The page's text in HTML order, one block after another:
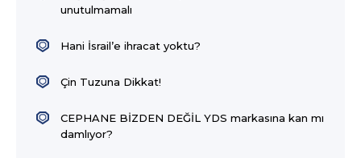
unutulmamalı
Hani İsrail’e ihracat yoktu?
Çin Tuzuna Dikkat!
CEPHANE BİZDEN DEĞİL YDS markasına kan mı
damlıyor?